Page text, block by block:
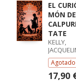
EL
MÓN
TATE
KELLY,
Agotado
17,90